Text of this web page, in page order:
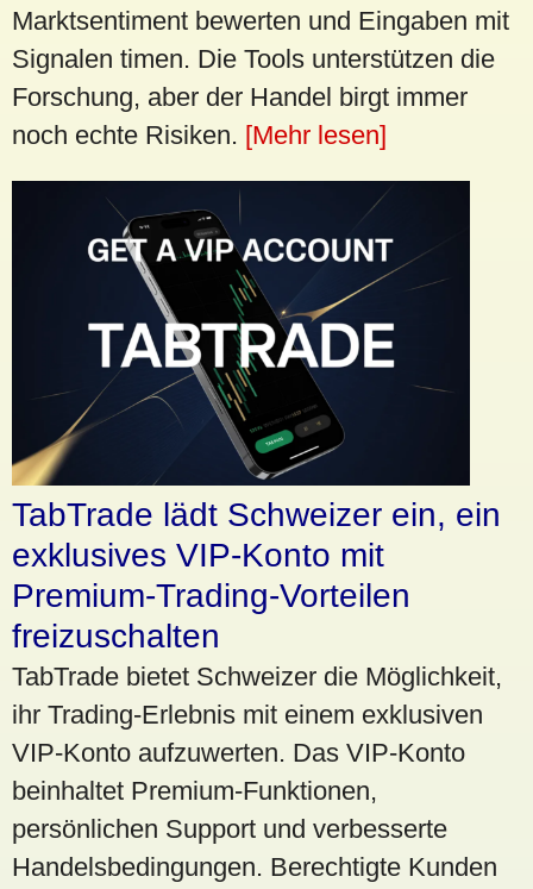
Marktsentiment bewerten und Eingaben mit
Signalen timen. Die Tools unterstützen die
Forschung, aber der Handel birgt immer
noch echte Risiken. [Mehr lesen]
TabTrade lädt Schweizer ein, ein
exklusives VIP-Konto mit
Premium-Trading-Vorteilen
freizuschalten
TabTrade bietet Schweizer die Möglichkeit,
ihr Trading-Erlebnis mit einem exklusiven
VIP-Konto aufzuwerten. Das VIP-Konto
beinhaltet Premium-Funktionen,
persönlichen Support und verbesserte
Handelsbedingungen. Berechtigte Kunden